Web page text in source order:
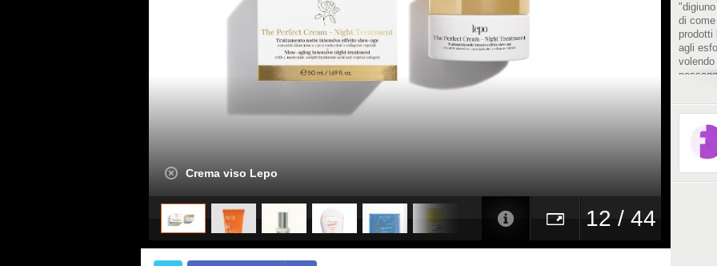
Crema viso Lepo
12 / 44
di
prodotti
agli
labbra)
tutto i
corpo